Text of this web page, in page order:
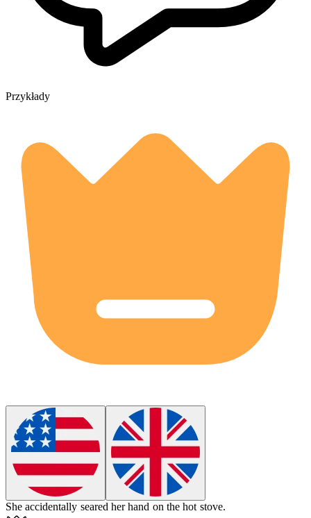
Przykłady
She accidentally seared her hand on the hot stove.